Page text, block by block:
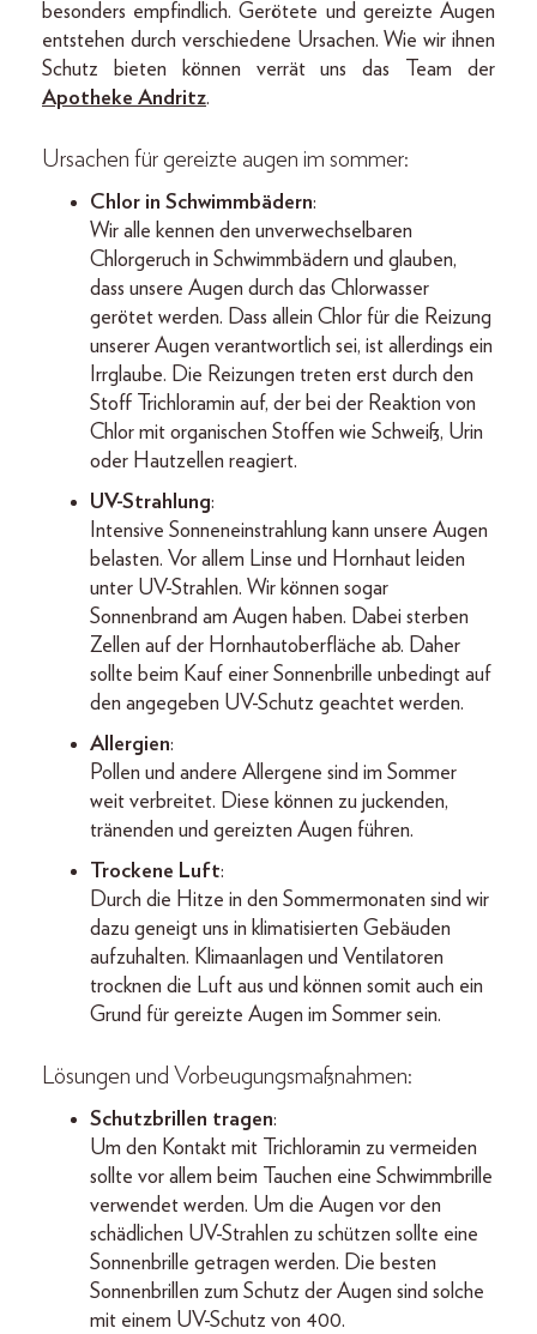
besonders empfindlich. Gerötete und gereizte Augen
entstehen durch verschiedene Ursachen. Wie wir ihnen
Schutz bieten können verrät uns das Team der
Apotheke Andritz.
Ursachen für gereizte augen im sommer:
Chlor in Schwimmbädern:
Wir alle kennen den unverwechselbaren
Chlorgeruch in Schwimmbädern und glauben,
dass unsere Augen durch das Chlorwasser
gerötet werden. Dass allein Chlor für die Reizung
unserer Augen verantwortlich sei, ist allerdings ein
Irrglaube. Die Reizungen treten erst durch den
Stoff Trichloramin auf, der bei der Reaktion von
Chlor mit organischen Stoffen wie Schweiß, Urin
oder Hautzellen reagiert.
UV-Strahlung:
Intensive Sonneneinstrahlung kann unsere Augen
belasten. Vor allem Linse und Hornhaut leiden
unter UV-Strahlen. Wir können sogar
Sonnenbrand am Augen haben. Dabei sterben
Zellen auf der Hornhautoberfläche ab. Daher
sollte beim Kauf einer Sonnenbrille unbedingt auf
den angegeben UV-Schutz geachtet werden.
Allergien:
Pollen und andere Allergene sind im Sommer
weit verbreitet. Diese können zu juckenden,
tränenden und gereizten Augen führen.
Trockene Luft:
Durch die Hitze in den Sommermonaten sind wir
dazu geneigt uns in klimatisierten Gebäuden
aufzuhalten. Klimaanlagen und Ventilatoren
trocknen die Luft aus und können somit auch ein
Grund für gereizte Augen im Sommer sein.
Lösungen und Vorbeugungsmaßnahmen:
Schutzbrillen tragen:
Um den Kontakt mit Trichloramin zu vermeiden
sollte vor allem beim Tauchen eine Schwimmbrille
verwendet werden. Um die Augen vor den
schädlichen UV-Strahlen zu schützen sollte eine
Sonnenbrille getragen werden. Die besten
Sonnenbrillen zum Schutz der Augen sind solche
mit einem UV-Schutz von 400.